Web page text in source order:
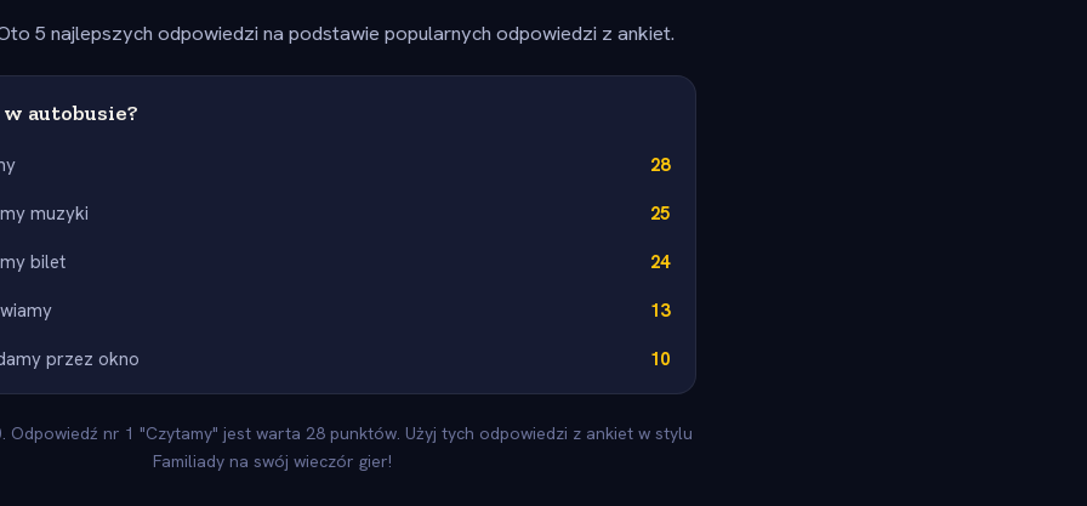
5 najlepszych odpowiedzi na podstawie popularnych odpowiedzi z ankiet.
autobusie?
28
muzyki
25
bilet
24
13
przez okno
10
Odpowiedź nr 1 "Czytamy" jest warta 28 punktów. Użyj tych odpowiedzi z ankiet w stylu
Familiady na swój wieczór gier!